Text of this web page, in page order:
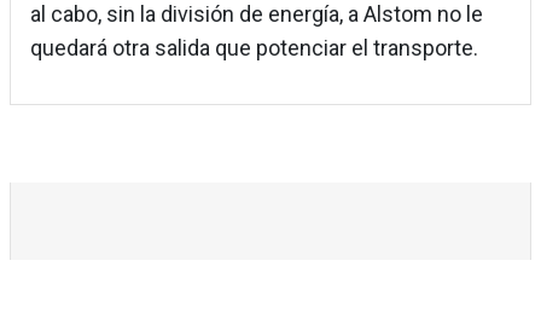
al cabo, sin la división de energía, a Alstom no le
quedará otra salida que potenciar el transporte.